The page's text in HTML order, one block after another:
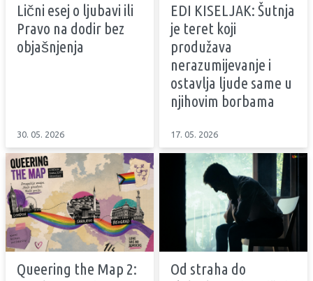
Lični esej o ljubavi ili
Pravo na dodir bez
objašnjenja
30. 05. 2026
EDI KISELJAK: Šutnja
je teret koji
produžava
nerazumijevanje i
ostavlja ljude same u
njihovim borbama
17. 05. 2026
Queering the Map 2:
Od straha do